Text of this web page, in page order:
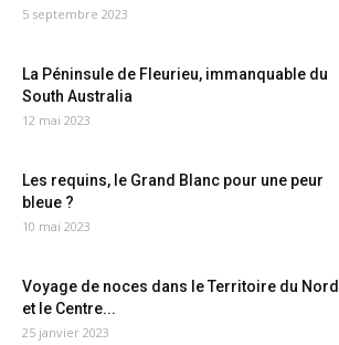
5 septembre 2023
La Péninsule de Fleurieu, immanquable du
South Australia
12 mai 2023
Les requins, le Grand Blanc pour une peur
bleue ?
10 mai 2023
Voyage de noces dans le Territoire du Nord
et le Centre...
25 janvier 2023